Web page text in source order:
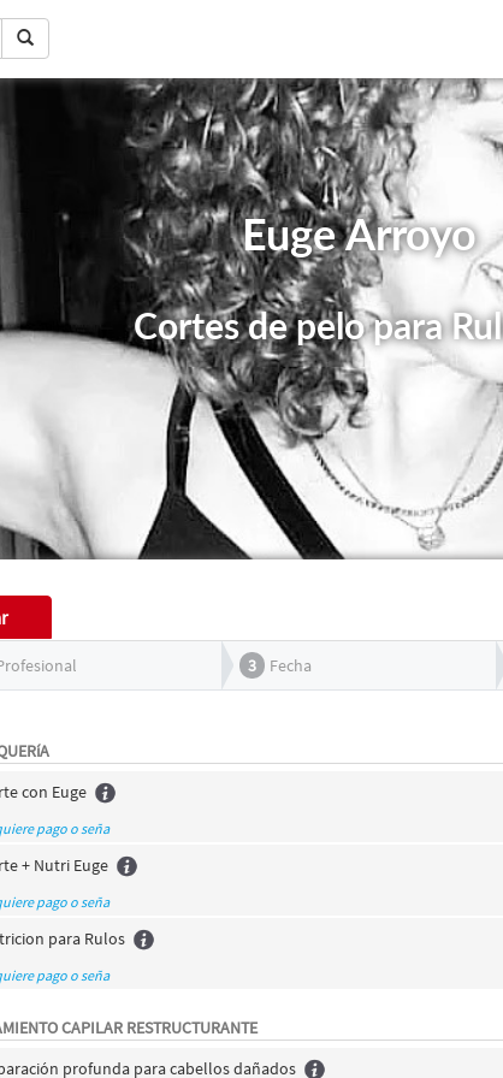
Euge Arroyo
Cortes de pelo para
3 Fecha
con Euge
pago o seña
+ Nutri Euge
pago o seña
para Rulos
pago o seña
CAPILAR RESTRUCTURANTE
profunda para cabellos dañados